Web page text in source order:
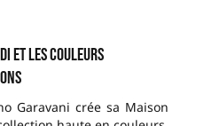
et les couleurs
Garavani crée sa Maison